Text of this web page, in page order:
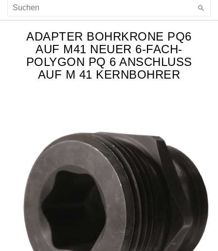
ADAPTER BOHRKRONE PQ6
AUF M41 NEUER 6-FACH-
POLYGON PQ 6 ANSCHLUSS A
UF M 41 KERNBOHRER